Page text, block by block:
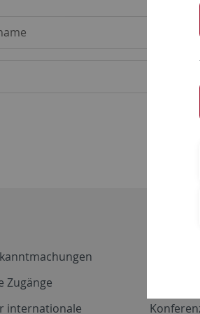
Zugänge
internationale